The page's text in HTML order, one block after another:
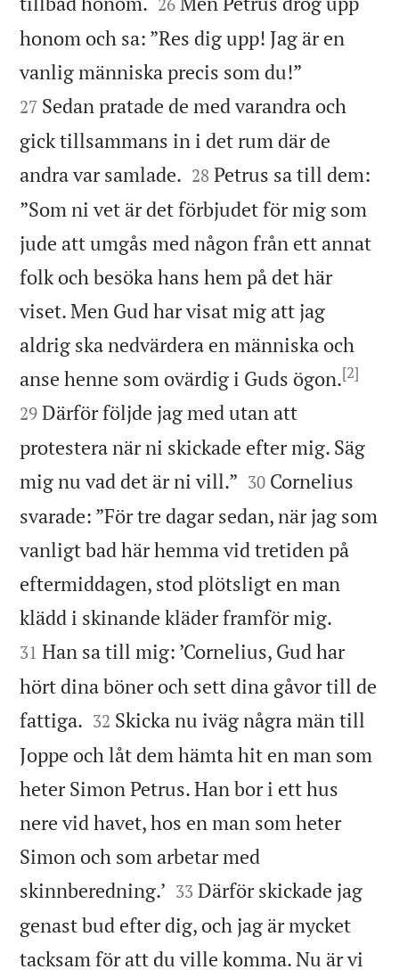
honom och sa: ”Res dig upp! Jag är en
vanlig människa precis som du!”
27 Sedan pratade de med varandra och
gick tillsammans in i det rum där de
andra var samlade. 

28 Petrus sa till dem:
”Som ni vet är det förbjudet för mig som
jude att umgås med någon från ett annat
folk och besöka hans hem på det här
viset. Men Gud har visat mig att jag
aldrig ska nedvärdera en människa och
anse henne som ovärdig i Guds ögon.[2]
29 Därför följde jag med utan att
protestera när ni skickade efter mig. Säg
mig nu vad det är ni vill.” 

30 Cornelius
svarade: ”För tre dagar sedan, när jag som
vanligt bad här hemma vid tretiden på
eftermiddagen, stod plötsligt en man
klädd i skinande kläder framför mig.
31 Han sa till mig: ’Cornelius, Gud har
hört dina böner och sett dina gåvor till de
fattiga. 

32 Skicka nu iväg några män till
Joppe och låt dem hämta hit en man som
heter Simon Petrus. Han bor i ett hus
nere vid havet, hos en man som heter
Simon och som arbetar med
skinnberedning.’ 

33 Därför skickade jag
genast bud efter dig, och jag är mycket
tacksam för att du ville komma. Nu är vi